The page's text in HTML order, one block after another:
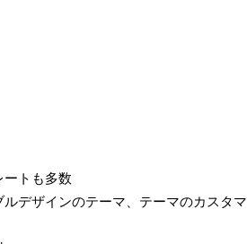
ートも多数
デザインのテーマ、テーマのカスタマ